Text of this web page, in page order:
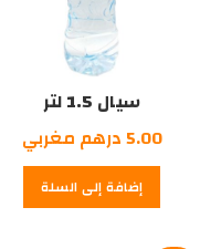
سيال 1.5 لتر
5.00درهم مغربي
إضافة إلى السلة